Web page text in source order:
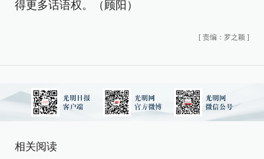
得更多话语权。（顾阳）
[ 责编：罗之颖 ]
相关阅读